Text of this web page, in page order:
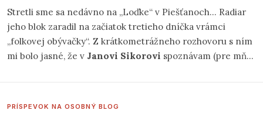
Stretli sme sa nedávno na „Loďke“ v Piešťanoch... Radiar
jeho blok zaradil na začiatok tretieho dníčka vrámci
„folkovej obývačky“. Z krátkometrážneho rozhovoru s ním
mi bolo jasné, že v Janovi Sikorovi spoznávam (pre mňa)
PRÍSPEVOK NA OSOBNÝ BLOG